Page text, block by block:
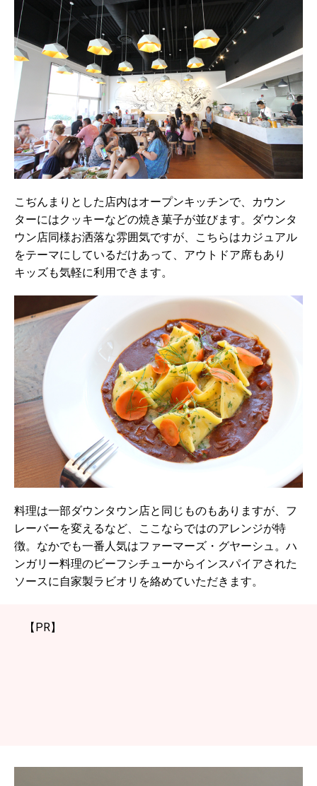
こぢんまりとした店内はオープンキッチンで、カウン
ターにはクッキーなどの焼き菓子が並びます。ダウンタ
ウン店同様お洒落な雰囲気ですが、こちらはカジュアル
をテーマにしているだけあって、アウトドア席もあり
キッズも気軽に利用できます。
料理は一部ダウンタウン店と同じものもありますが、フ
レーバーを変えるなど、ここならではのアレンジが特
徴。なかでも一番人気はファーマーズ・グヤーシュ。ハ
ンガリー料理のビーフシチューからインスパイアされた
ソースに自家製ラビオリを絡めていただきます。
【PR】